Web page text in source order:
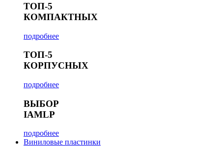
ТОП-5
КОМПАКТНЫХ
подробнее
ТОП-5
КОРПУСНЫХ
подробнее
ВЫБОР
IAMLP
подробнее
Виниловые пластинки